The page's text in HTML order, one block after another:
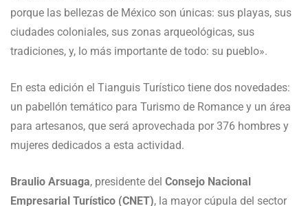
porque las bellezas de México son únicas: sus playas, sus
ciudades coloniales, sus zonas arqueológicas, sus
tradiciones, y, lo más importante de todo: su pueblo».
En esta edición el Tianguis Turístico tiene dos novedades:
un pabellón temático para Turismo de Romance y un área
para artesanos, que será aprovechada por 376 hombres y
mujeres dedicados a esta actividad.
Braulio Arsuaga, presidente del Consejo Nacional
Empresarial Turístico (CNET), la mayor cúpula del sector